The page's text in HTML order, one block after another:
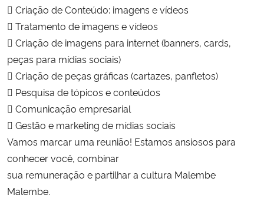
 Criação de Conteúdo: imagens e vídeos
 Tratamento de imagens e vídeos
 Criação de imagens para internet (banners, cards,
peças para mídias sociais)
 Criação de peças gráficas (cartazes, panfletos)
 Pesquisa de tópicos e conteúdos
 Comunicação empresarial
 Gestão e marketing de mídias sociais
Vamos marcar uma reunião! Estamos ansiosos para
conhecer você, combinar
sua remuneração e partilhar a cultura Malembe
Malembe.